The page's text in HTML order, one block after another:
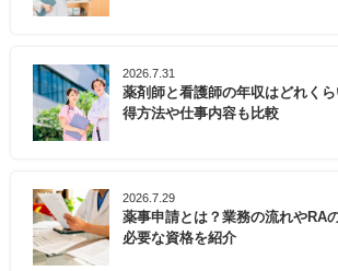
2026.7.31
薬剤師と看護師の年収はどれく
得方法や仕事内容も比較
2026.7.29
薬事申請とは？業務の流れやRA
必要な資格を紹介